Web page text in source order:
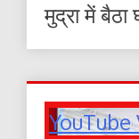
मुद्रा में बैठा